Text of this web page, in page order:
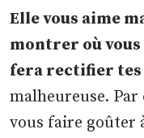
Elle vous aime
montrer où
fera rectifier
malheureuse. Par
vous faire goûter